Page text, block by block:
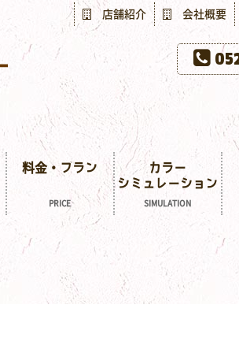
店舗紹介 会社概要
PRICE
料金・プラン
SIMULATION
カラー
シミュレーション